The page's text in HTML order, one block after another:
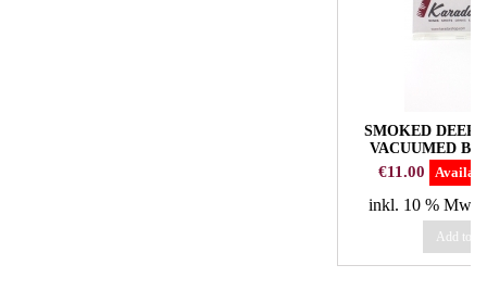
SMOKED DEER
VACUUMED
Price
€11.00
inkl. 10 %
Add to